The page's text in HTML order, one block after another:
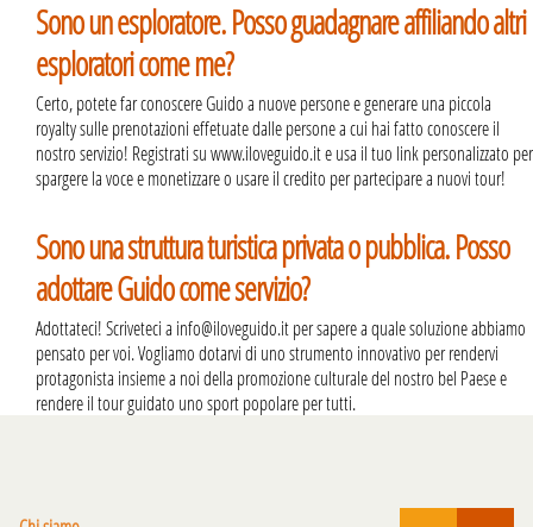
Sono un esploratore. Posso guadagnare affiliando altri
esploratori come me?
Certo, potete far conoscere Guido a nuove persone e generare una piccola
royalty sulle prenotazioni effetuate dalle persone a cui hai fatto conoscere il
nostro servizio! Registrati su www.iloveguido.it e usa il tuo link personalizzato per
spargere la voce e monetizzare o usare il credito per partecipare a nuovi tour!
Sono una struttura turistica privata o pubblica. Posso
adottare Guido come servizio?
Adottateci! Scriveteci a info@iloveguido.it per sapere a quale soluzione abbiamo
pensato per voi. Vogliamo dotarvi di uno strumento innovativo per rendervi
protagonista insieme a noi della promozione culturale del nostro bel Paese e
rendere il tour guidato uno sport popolare per tutti.